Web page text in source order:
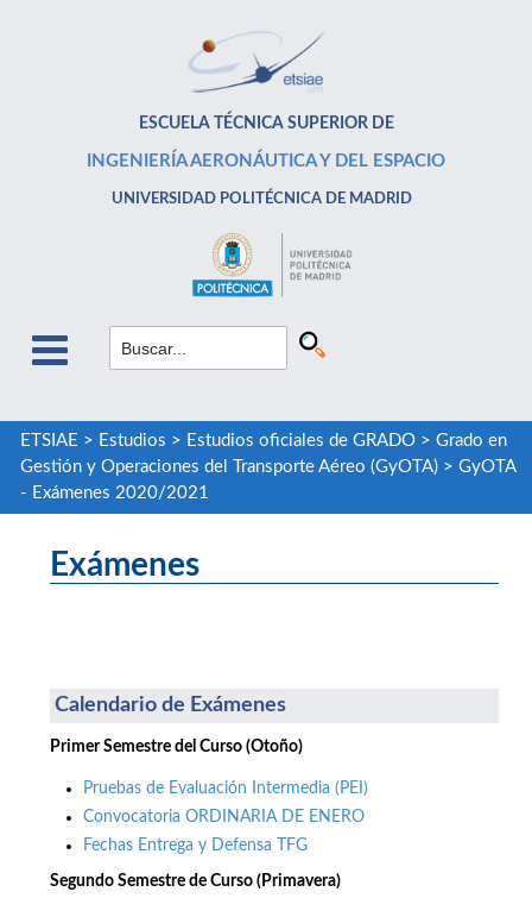
ESCUELA TÉCNICA SUPERIOR DE
INGENIERÍA AERONÁUTICA Y DEL ESPACIO
UNIVERSIDAD POLITÉCNICA DE MADRID
ETSIAE > Estudios > Estudios oficiales de GRADO> Grado en
Gestión y Operaciones del Transporte Aéreo (GyOTA)> GyOTA
- Exámenes 2020/2021
Exámenes
Calendario de Exámenes
Primer Semestre del Curso (Otoño)
Pruebas de Evaluación Intermedia (PEI)
Convocatoria ORDINARIA DE ENERO
Fechas Entrega y Defensa TFG
Segundo Semestre de Curso (Primavera)